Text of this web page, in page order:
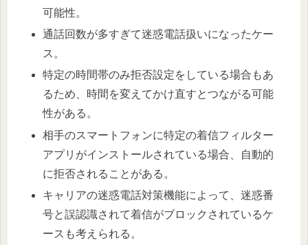
可能性。
通話回数が多すぎて迷惑電話扱いになったケー
ス。
特定の時間帯のみ拒否設定をしている場合もあ
るため、時間を変えてかけ直すとつながる可能
性がある。
相手のスマートフォンに特定の着信フィルター
アプリがインストールされている場合、自動的
に拒否されることがある。
キャリアの迷惑電話対策機能によって、迷惑番
号と誤認識されて着信がブロックされているケ
ースも考えられる。